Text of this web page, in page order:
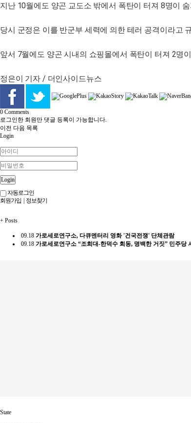
지난 10월에도 양곤 교도소 밖에서 폭탄이 터져 8명이
당시 군정은 이를 반군부 세력에 의한 테러 공격이라고
앞서 7월에도 양곤 시내의 쇼핑몰에서 폭탄이 터져 2명
정은이 기자 / 더인사이드뉴스
0 Comments
로그인한 회원만 댓글 등록이 가능합니다.
이전 다음 목록
Login
Login
자동로그인
회원가입 | 정보찾기
+ Posts
09.18 가로세로연구소, 다큐멘터리 영화 '건국전쟁' 단체관람
09.18 가로세로연구소 “조희대-한덕수 회동, 명백한 거짓” 민주당
State